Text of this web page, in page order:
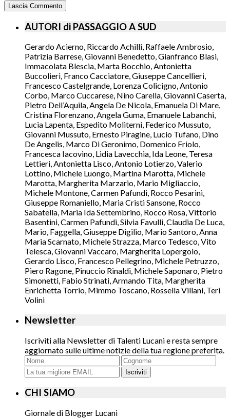
AUTORI di PASSAGGIO A SUD
Gerardo Acierno, Riccardo Achilli, Raffaele Ambrosio,
Patrizia Barrese, Giovanni Benedetto, Gianfranco Blasi,
Immacolata Blescia, Marta Bocchio, Antonietta
Buccolieri, Franco Cacciatore, Giuseppe Cancellieri,
Francesco Castelgrande, Lorenza Colicigno, Antonio
Corbo, Marco Cuccarese, Nino Carella, Giovanni Caserta,
Pietro Dell’Aquila, Angela De Nicola, Emanuela Di Mare,
Cristina Florenzano, Angela Guma, Emanuele Labanchi,
Lucia Lapenta, Espedito Moliterni, Federico Mussuto,
Giovanni Mussuto, Ernesto Piragine, Lucio Tufano, Dino
De Angelis, Marco Di Geronimo, Domenico Friolo,
Francesca Iacovino, Lidia Lavecchia, Ida Leone, Teresa
Lettieri, Antonietta Lisco, Antonio Lotierzo, Valerio
Lottino, Michele Luongo, Martina Marotta, Michele
Marotta, Margherita Marzario, Mario Migliaccio,
Michele Montone, Carmen Pafundi, Rocco Pesarini,
Giuseppe Romaniello, Maria Cristi Sansone, Rocco
Sabatella, Maria Ida Settembrino, Rocco Rosa, Vittorio
Basentini, Carmen Pafundi, Silvia Favulli, Claudia De Luca,
Mario, Faggella, Giuseppe Digilio, Mario Santoro, Anna
Maria Scarnato, Michele Strazza, Marco Tedesco, Vito
Telesca, Giovanni Vaccaro, Margherita Lopergolo,
Gerardo Lisco, Francesco Pellegrino, Michele Petruzzo,
Piero Ragone, Pinuccio Rinaldi, Michele Saponaro, Pietro
Simonetti, Fabio Strinati, Armando Tita, Margherita
Enrichetta Torrio, Mimmo Toscano, Rossella Villani, Teri
Volini
Newsletter
Iscriviti alla Newsletter di Talenti Lucani e resta sempre
aggiornato sulle ultime notizie della tua regione preferita.
Iscriviti
CHI SIAMO
Giornale di Blogger Lucani